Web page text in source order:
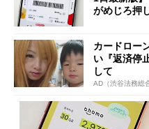
がめじろ押
カードロー
い『返済停
して
AD（渋谷法務総